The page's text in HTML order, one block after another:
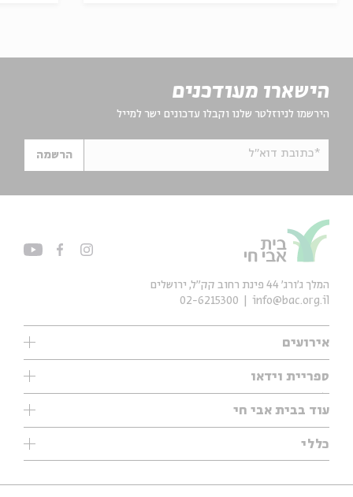
הישארו מעודכנים
הירשמו לניוזלטר שלנו וקבלו עדכונים ישר למייל
*כתובת דוא"ל הרשמה
אירועים
אנגלית
נוער
סדרות
ספריית וידאו
עיון
מיוחדים
עוד בבית אבי חי
כללי
אודות
המלך ג'ורג' 44 פינת רחוב קק״ל, ירושלים
info@bac.org.il
02-6215300